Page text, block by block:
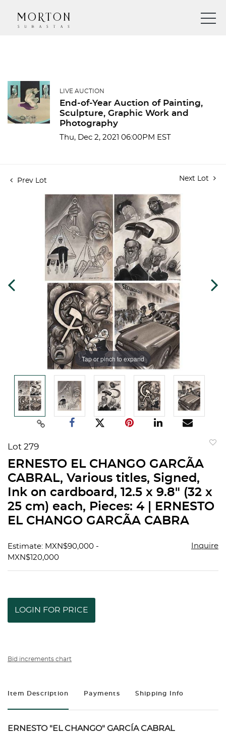
LIVE AUCTION
End-of-Year Auction of Painting,
Sculpture, Graphic Work and
Photography
Thu, Dec 2, 2021 06:00PM EST
Prev Lot Next Lot
Tap or pinch to expand
Lot 279
ERNESTO EL CHANGO GARCÃA
CABRAL, Various titles, Signed,
Ink on cardboard, 12.5 x 9.8" (32 x
25 cm) each, Pieces: 4 | ERNESTO
EL CHANGO GARCÃA CABRA
Estimate: MXN$90,000 -
MXN$120,000
Inquire
LOGIN FOR PRICE
Bid increments chart
Item Description Payments Shipping Info
ERNESTO "EL CHANGO" GARCÍA CABRAL